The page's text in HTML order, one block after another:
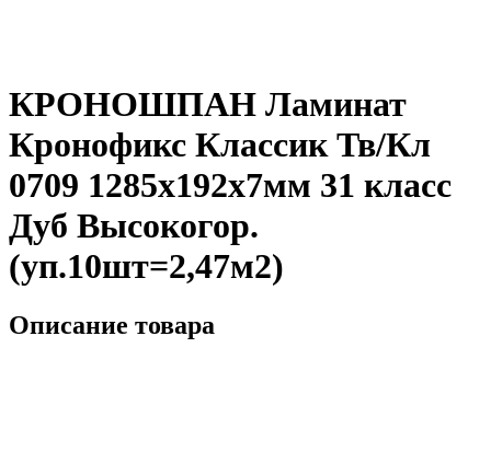
КРОНОШПАН Ламинат
Кронофикс Классик Тв/Кл
0709 1285х192х7мм 31 класс
Дуб Высокогор.
(уп.10шт=2,47м2)
Описание товара